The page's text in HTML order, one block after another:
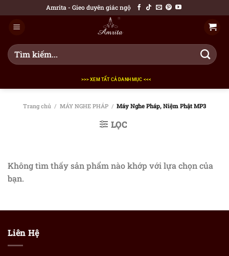
qua
dung
Amrita - Gieo duyên giác ngộ
Tìm
kiếm:
>>> XEM TẤT CẢ DANH MỤC <<<
Trang chủ / MÁY NGHE PHÁP / Máy Nghe Pháp, Niệm Phật MP3
LỌC
Không tìm thấy sản phẩm nào khớp với lựa chọn của
bạn.
Liên Hệ